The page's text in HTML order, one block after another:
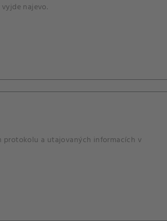
najevo.
protokolu a utajovaných informacích v